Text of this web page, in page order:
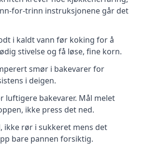
for-trinn instruksjonene går det
i kaldt vann før koking for å
stivelse og få løse, fine korn.
smør i bakevarer for
i deigen.
luftigere bakevarer. Mål melet
ikke press det ned.
ikke rør i sukkeret mens det
bare pannen forsiktig.